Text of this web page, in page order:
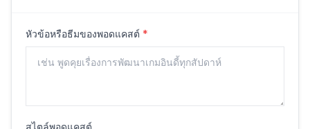
หัวข้อหรือธีมของพอดแคสต์ *